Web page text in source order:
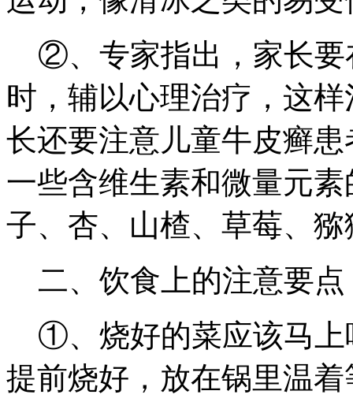
②、专家指出，家长要
时，辅以心理治疗，这
长还要注意儿童牛皮癣
一些含维生素和微量元
子、杏、山楂、草莓、猕
二、饮食上的注意要点
①、烧好的菜应该马上
提前烧好，放在锅里温